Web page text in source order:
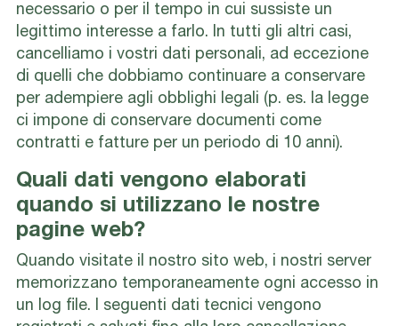
necessario o per il tempo in cui sussiste un
legittimo interesse a farlo. In tutti gli altri casi,
cancelliamo i vostri dati personali, ad eccezione
di quelli che dobbiamo continuare a conservare
per adempiere agli obblighi legali (p. es. la legge
ci impone di conservare documenti come
contratti e fatture per un periodo di 10 anni).
Quali dati vengono elaborati
quando si utilizzano le nostre
pagine web?
Quando visitate il nostro sito web, i nostri server
memorizzano temporaneamente ogni accesso in
un log file. I seguenti dati tecnici vengono